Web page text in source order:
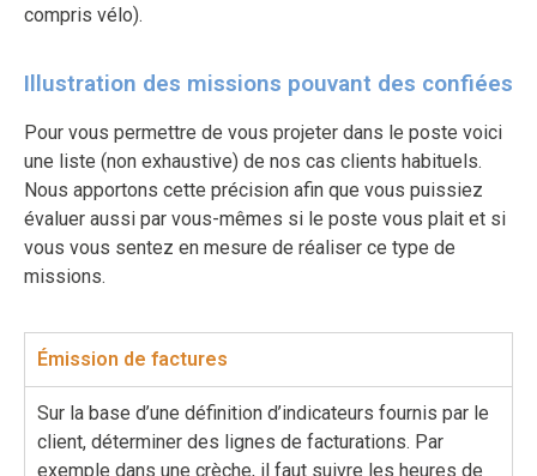
compris vélo).
Illustration des missions pouvant des confiées
Pour vous permettre de vous projeter dans le poste voici
une liste (non exhaustive) de nos cas clients habituels.
Nous apportons cette précision afin que vous puissiez
évaluer aussi par vous-mêmes si le poste vous plait et si
vous vous sentez en mesure de réaliser ce type de
missions.
Émission de factures
Sur la base d’une définition d’indicateurs fournis par le
client, déterminer des lignes de facturations. Par
exemple dans une crèche, il faut suivre les heures de